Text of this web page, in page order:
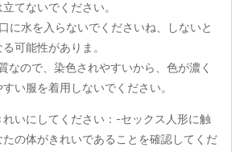
てないでください。
に水を入らないでくださいね、しないと
可能性がありま。
なので、染色されやすいから、色が濃く
い服を着用しないでください。
れいにしてください：-セックス人形に触
の体がきれいであることを確認してくだ